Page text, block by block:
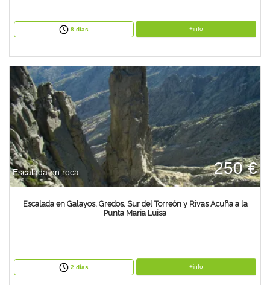
8 días +info
Escalada en roca 250 €
Escalada en Galayos, Gredos. Sur del Torreón y Rivas Acuña a la
Punta Maria Luisa
2 días +info